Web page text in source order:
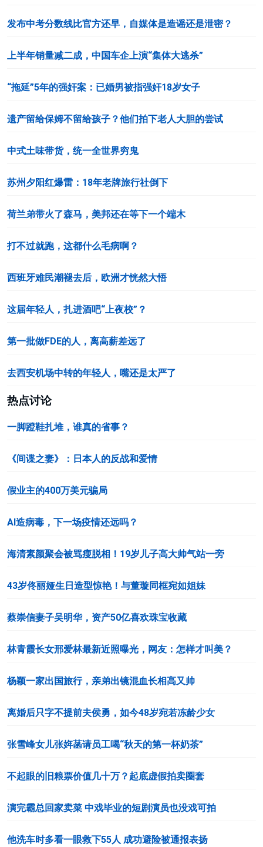
发布中考分数线比官方还早，自媒体是造谣还是泄密？
上半年销量减二成，中国车企上演“集体大逃杀”
“拖延”5年的强奸案：已婚男被指强奸18岁女子
遗产留给保姆不留给孩子？他们拍下老人大胆的尝试
中式土味带货，统一全世界穷鬼
苏州夕阳红爆雷：18年老牌旅行社倒下
荷兰弟带火了森马，美邦还在等下一个端木
打不过就跑，这都什么毛病啊？
西班牙难民潮褪去后，欧洲才恍然大悟
这届年轻人，扎进酒吧“上夜校”？
第一批做FDE的人，离高薪差远了
去西安机场中转的年轻人，嘴还是太严了
热点讨论
一脚蹬鞋扎堆，谁真的省事？
《间谍之妻》：日本人的反战和爱情
假业主的400万美元骗局
AI造病毒，下一场疫情还远吗？
海清素颜聚会被骂瘦脱相！19岁儿子高大帅气站一旁
43岁佟丽娅生日造型惊艳！与董璇同框宛如姐妹
蔡崇信妻子吴明华，资产50亿喜欢珠宝收藏
林青霞长女邢爱林最新近照曝光，网友：怎样才叫美？
杨颖一家出国旅行，亲弟出镜混血长相高又帅
离婚后只字不提前夫侯勇，如今48岁宛若冻龄少女
张雪峰女儿张姩菡请员工喝“秋天的第一杯奶茶”
不起眼的旧粮票价值几十万？起底虚假拍卖圈套
演完霸总回家卖菜 中戏毕业的短剧演员也没戏可拍
他洗车时多看一眼救下55人 成功避险被通报表扬